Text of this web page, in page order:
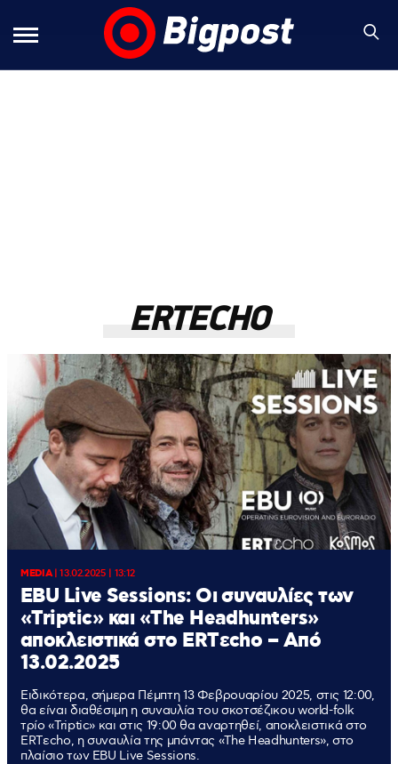
ERTECHO
MEDIA|13.02.2025 | 13:12
EBU Live Sessions: Οι συναυλίες των
«Triptic» και «The Headhunters»
αποκλειστικά στο ERTεcho – Από
13.02.2025
Ειδικότερα, σήμερα Πέμπτη 13 Φεβρουαρίου 2025, στις 12:00,
θα είναι διαθέσιμη η συναυλία του σκοτσέζικου world-folk
τρίο «Triptic» και στις 19:00 θα αναρτηθεί, αποκλειστικά στο
ERTεcho, η συναυλία της μπάντας «The Headhunters», στο
πλαίσιο των EBU Live Sessions.